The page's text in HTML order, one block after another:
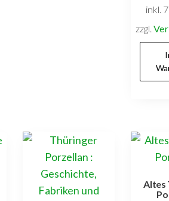
inkl.
zzgl.
Altes